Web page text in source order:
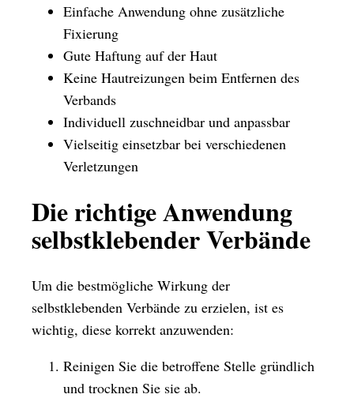
Einfache Anwendung ohne zusätzliche
Fixierung
Gute Haftung auf der Haut
Keine Hautreizungen beim Entfernen des
Verbands
Individuell zuschneidbar und anpassbar
Vielseitig einsetzbar bei verschiedenen
Verletzungen
Die richtige Anwendung
selbstklebender Verbände
Um die bestmögliche Wirkung der
selbstklebenden Verbände zu erzielen, ist es
wichtig, diese korrekt anzuwenden:
Reinigen Sie die betroffene Stelle gründlich
und trocknen Sie sie ab.